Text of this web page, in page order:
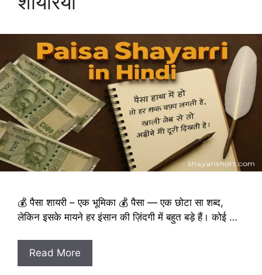
💰 पैसा शायरी – एक भूमिका 💰 पैसा — एक छोटा सा शब्द,
लेकिन इसके मायने हर इंसान की ज़िंदगी में बहुत बड़े हैं। कोई …
Read More